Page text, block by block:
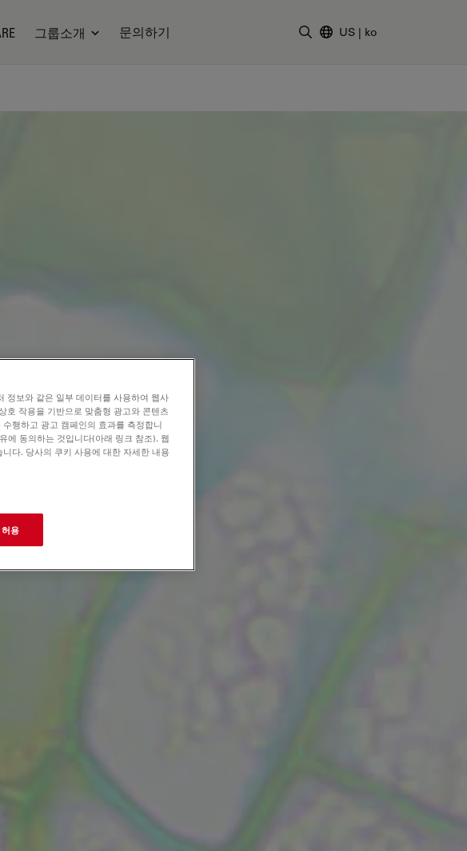
그룹소개 문의하기 US | ko
정보와 같은 일부 데이터를 사용하여 웹사
호 작용을 기반으로 맞춤형 광고와 콘텐츠
행하고 광고 캠페인의 효과를 측정합니
에 동의하는 것입니다(아래 링크 참조). 웹
다. 당사의 쿠키 사용에 대한 자세한 내용
용